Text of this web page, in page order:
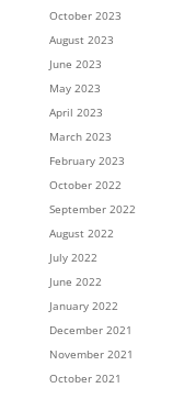
October 2023
August 2023
June 2023
May 2023
April 2023
March 2023
February 2023
October 2022
September 2022
August 2022
July 2022
June 2022
January 2022
December 2021
November 2021
October 2021